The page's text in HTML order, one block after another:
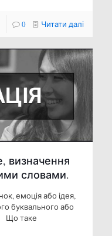
0 Читати далі
визначення
словами.
емоція або ідея,
буквального або
Що таке